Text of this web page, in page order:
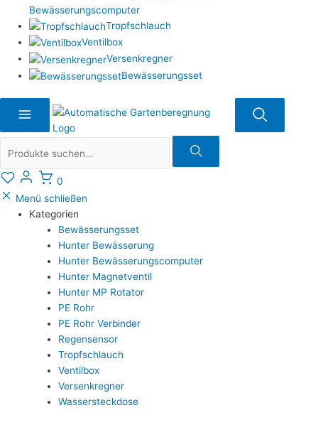
Bewässerungscomputer
Tropfschlauch
Ventilbox
Versenkregner
Bewässerungsset
0
Menü schließen
Kategorien
Bewässerungsset
Hunter Bewässerung
Hunter Bewässerungscomputer
Hunter Magnetventil
Hunter MP Rotator
PE Rohr
PE Rohr Verbinder
Regensensor
Tropfschlauch
Ventilbox
Versenkregner
Wassersteckdose